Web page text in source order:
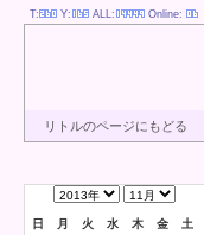
リトルのページにもどる
T: Y: ALL: Online:
日 月 火 水 木 金 土